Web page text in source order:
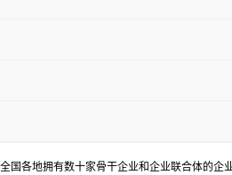
各地拥有数十家骨干企业和企业联合体的